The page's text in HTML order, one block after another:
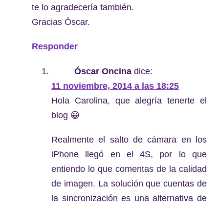
te lo agradecería también.
Gracias Óscar.
Responder
Óscar Oncina dice:
11 noviembre, 2014 a las 18:25
Hola Carolina, que alegría tenerte el
blog 😀
Realmente el salto de cámara en los
iPhone llegó en el 4S, por lo que
entiendo lo que comentas de la calidad
de imagen. La solución que cuentas de
la sincronización es una alternativa de